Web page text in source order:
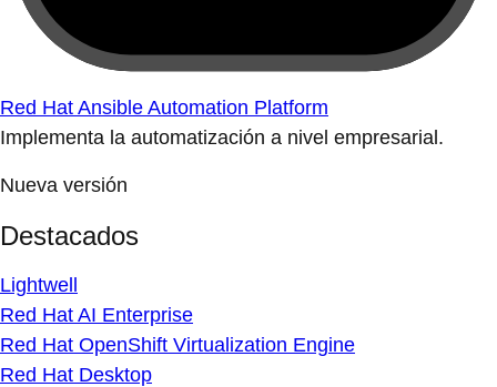
Red Hat Ansible Automation Platform
Implementa la automatización a nivel empresarial.
Nueva versión
Destacados
Lightwell
Red Hat AI Enterprise
Red Hat OpenShift Virtualization Engine
Red Hat Desktop